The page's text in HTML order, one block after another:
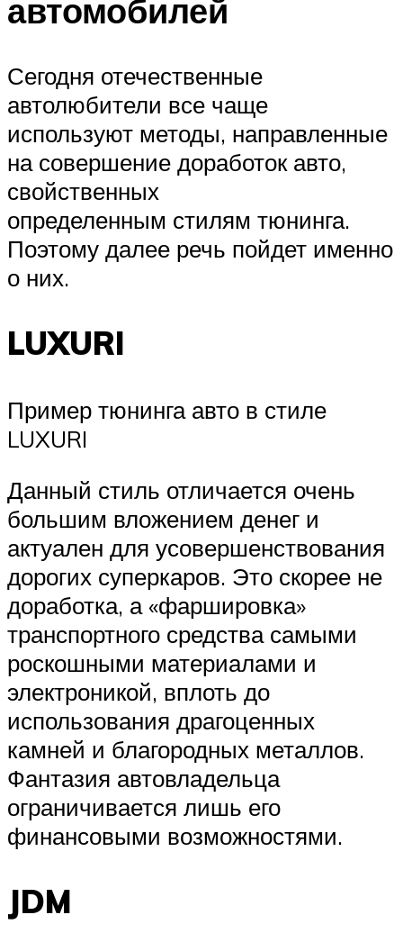
автомобилей
Сегодня отечественные
автолюбители все чаще
используют методы, направленные
на совершение доработок авто,
свойственных
определенным стилям тюнинга.
Поэтому далее речь пойдет именно
о них.
LUXURI
Пример тюнинга авто в стиле
LUXURI
Данный стиль отличается очень
большим вложением денег и
актуален для усовершенствования
дорогих суперкаров. Это скорее не
доработка, а «фаршировка»
транспортного средства самыми
роскошными материалами и
электроникой, вплоть до
использования драгоценных
камней и благородных металлов.
Фантазия автовладельца
ограничивается лишь его
финансовыми возможностями.
JDM